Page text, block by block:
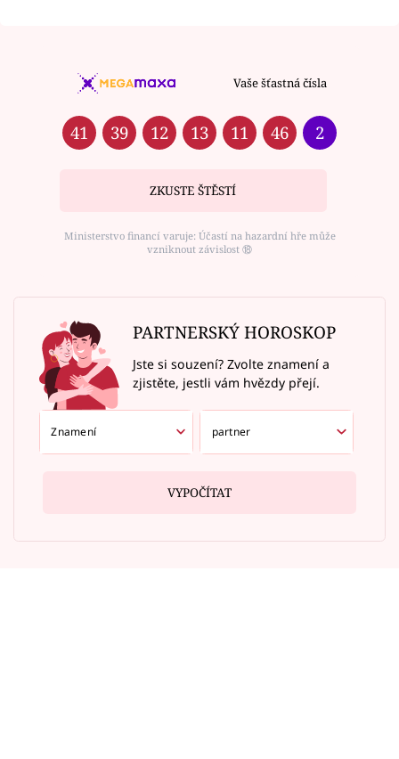
Vaše šťastná čísla
41 39 12 13 11 46 2
ZKUSTE ŠTĚSTÍ
Ministerstvo financí varuje: Účastí na hazardní hře může
vzniknout závislost ⑱
PARTNERSKÝ HOROSKOP
Jste si souzení? Zvolte znamení a
zjistěte, jestli vám hvězdy přejí.
VYPOČÍTAT